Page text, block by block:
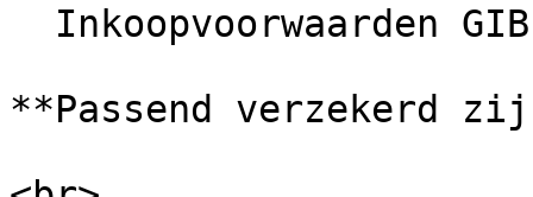
**Passend verzekerd